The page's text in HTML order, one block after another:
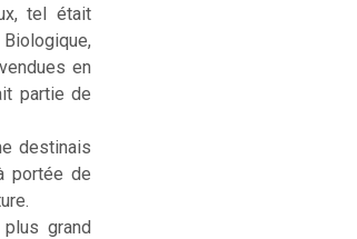
tel était
en
partie de
destinais
portée de
grand